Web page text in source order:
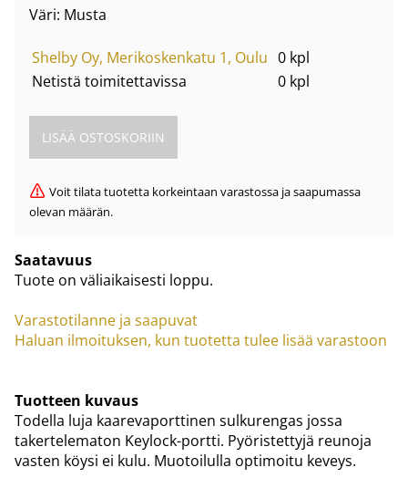
Väri: Musta
Shelby Oy, Merikoskenkatu 1, Oulu 0 kpl
Netistä toimitettavissa
0 kpl
Voit tilata tuotetta korkeintaan varastossa ja saapumassa
olevan määrän.
Saatavuus
Tuote on väliaikaisesti loppu.
Varastotilanne ja saapuvat
Haluan ilmoituksen, kun tuotetta tulee lisää varastoon
Tuotteen kuvaus
Todella luja kaarevaporttinen sulkurengas jossa
takertelematon Keylock-portti. Pyöristettyjä reunoja
vasten köysi ei kulu. Muotoilulla optimoitu keveys.